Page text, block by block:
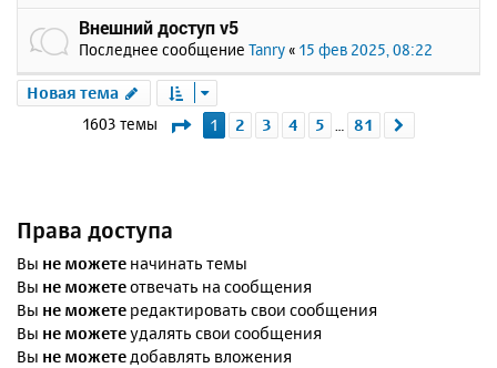
Внешний доступ v5
Последнее сообщение Tanry « 15 фев 2025, 08:22
Новая тема
1603 темы Страница1 из 81
1 2 3 4 5 … 81
Права доступа
Вы не можете начинать темы
Вы не можетеотвечать на сообщения
Вы не можете редактировать свои сообщения
Вы не можетеудалять свои сообщения
Вы не можетедобавлять вложения